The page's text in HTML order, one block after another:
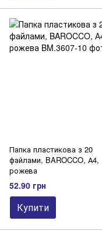
Папка пластикова з 20
файлами, BAROCCO, А4,
рожева
52.90 грн
Купити